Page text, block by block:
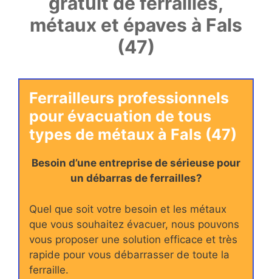
métaux et épaves à Fals
(47)
Ferrailleurs professionnels
pour évacuation de tous
types de métaux à Fals (47)
Besoin d’une entreprise de sérieuse pour
un débarras de ferrailles?
Quel que soit votre besoin et les métaux
que vous souhaitez évacuer, nous pouvons
vous proposer une solution efficace et très
rapide pour vous débarrasser de toute la
ferraille.